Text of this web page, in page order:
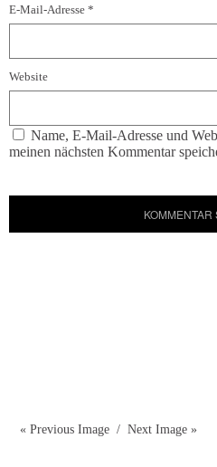
E-Mail-Adresse *
Website
Name, E-Mail-Adresse und
meinen nächsten Kommentar
« Previous Image Next Image »